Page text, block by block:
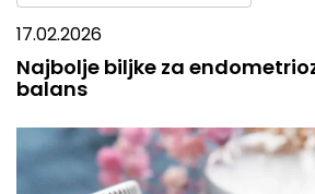
17.02.2026
Najbolje biljke za
balans